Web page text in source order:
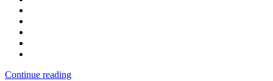
Continue reading